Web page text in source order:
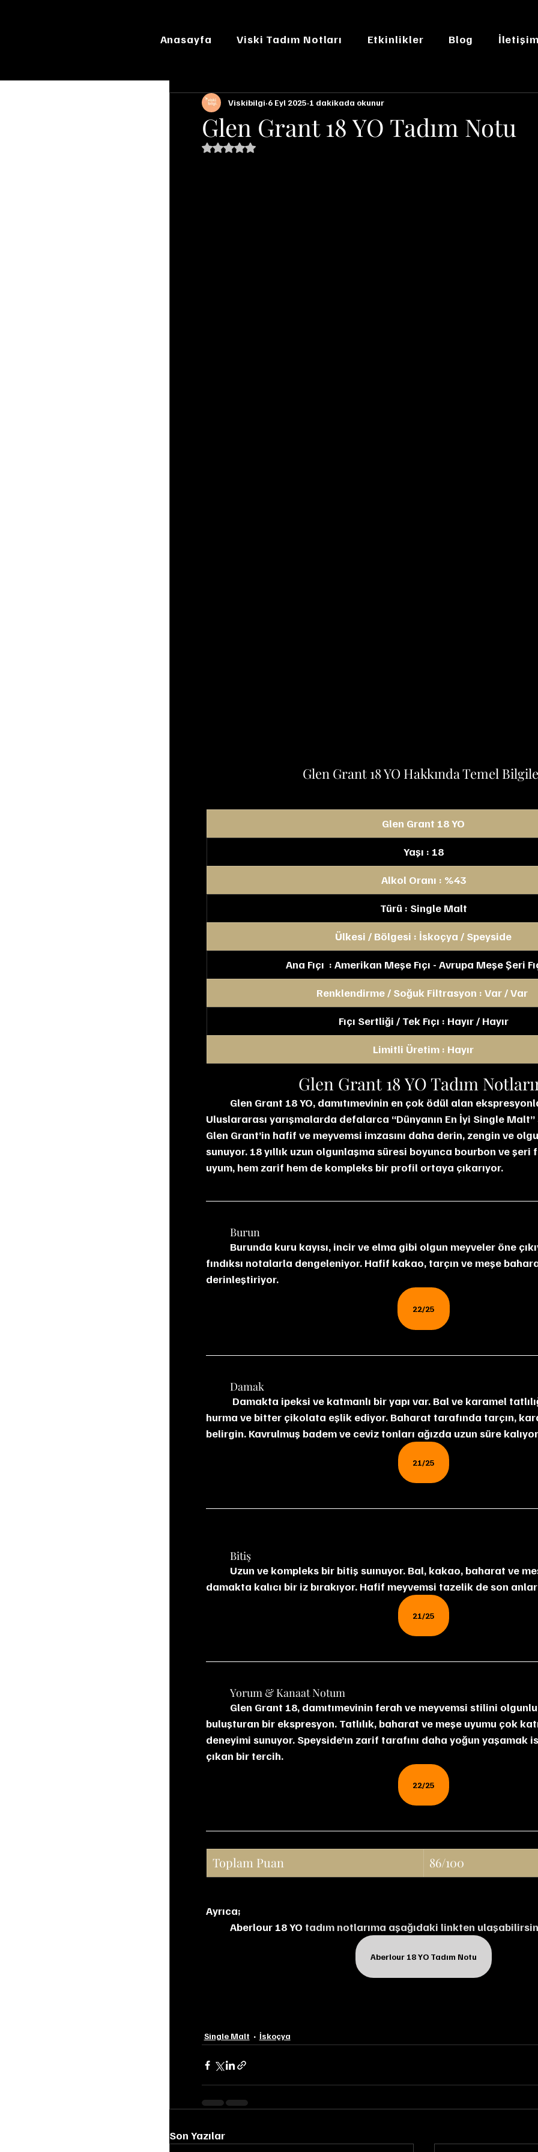
Anasayfa Viski Tadım Notları Etkinlikler Blog
Glen Grant 18 YO Tadım Notu
Viskibilgi 6 Eyl 2025 1 dakikada okunur
5 üzerinden NaN yıldız
Glen Grant 18 YO Hakkında Temel
Glen Grant 18 YO
Yaşı : 18
Alkol Oranı : %43
Türü : Single Malt
Ülkesi / Bölgesi : İskoçya / Speyside
Ana Fıçı  : Amerikan Meşe Fıçı - Avrupa Meşe Şeri
Renklendirme / Soğuk Filtrasyon : Var / Var
Fıçı Sertliği / Tek Fıçı : Hayır / Hayır
Limitli Üretim : Hayır
Glen Grant 18 YO Tadım
Uluslararası yarışmalarda defalarca “Dünyanın En İyi Single
Glen Grant’in hafif ve meyvemsi imzasını daha derin, zengin ve
sunuyor. 18 yıllık uzun olgunlaşma süresi boyunca bourbon ve şeri
uyum, hem zarif hem de kompleks bir profil ortaya çıkarıyor.
	Burun
fındıksı notalarla dengeleniyor. Hafif kakao, tarçın ve meşe
derinleştiriyor.
22/25
	Damak
hurma ve bitter çikolata eşlik ediyor. Baharat tarafında tarçın,
belirgin. Kavrulmuş badem ve ceviz tonları ağızda uzun süre
21/25
	Bitiş
damakta kalıcı bir iz bırakıyor. Hafif meyvemsi tazelik de son
21/25
	Yorum & Kanaat Notum
Glen Grant 18, damıtımevinin ferah ve meyvemsi stilini
buluşturan bir ekspresyon. Tatlılık, baharat ve meşe uyumu çok
deneyimi sunuyor. Speyside’ın zarif tarafını daha yoğun yaşamak
çıkan bir tercih.
22/25
Toplam Puan 86/100
Ayrıca;
Aberlour 18 YO tadım notlarıma aşağıdaki linkten
Aberlour 18 YO Tadım Notu
Single Malt İskoçya
Son Yazılar